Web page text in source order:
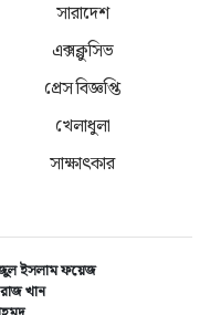
সাথে সৌজন্য
বিএনপির সাধারণ
সারাদেশ
এক্সক্লুসিভ
প্রেস বিজ্ঞপ্তি
খেলাধুলা
সাক্ষাৎকার
ইসলাম ফয়েজ
খান